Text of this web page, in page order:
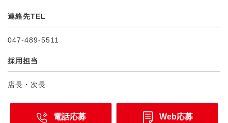
連絡先TEL
047-489-5511
採用担当
店長・次長
電話応募 Web応募